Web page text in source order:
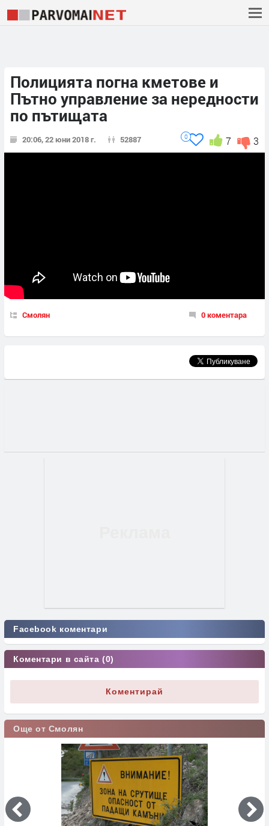
Полицията погна кметове и
Пътно управление за нередности
по пътищата
20:06, 22 юни 2018 г. 52887 3
7
0
Смолян 0 коментара
Facebook коментари
Коментари в сайта (0)
Коментирай
Още от Смолян